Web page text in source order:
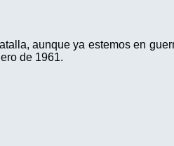
aunque ya estemos en
de 1961.